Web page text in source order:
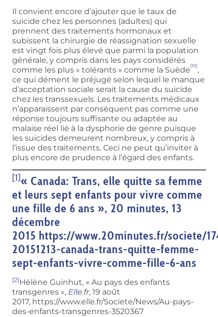
Il convient encore d’ajouter que le taux de
suicide chez les personnes (adultes) qui
prennent des traitements hormonaux et
subissent la chirurgie de réassignation sexuelle
est vingt fois plus élevé que parmi la population
générale, y compris dans les pays considérés
comme les plus « tolérants » comme la Suède [10] ,
ce qui dément le préjugé selon lequel le manque
d’acceptation sociale serait la cause du suicide
chez les transsexuels. Les traitements médicaux
n’apparaissent par conséquent pas comme une
réponse toujours suffisante ou adaptée au
malaise réel lié à la dysphorie de genre puisque
les suicides demeurent nombreux, y compris à
l’issue des traitements. Ceci ne peut qu’inviter à
plus encore de prudence à l’égard des enfants.
[1]« Canada: Trans, elle quitte sa femme
et leurs sept enfants pour vivre comme
une fille de 6 ans », 20 minutes, 13
décembre
2015 https://www.20minutes.fr/societe/
20151213-canada-trans-quitte-femme-
sept-enfants-vivre-comme-fille-6-ans
[2]Hélène Guinhut, « Au pays des enfants
transgenres », Elle.fr, 19 août
2017, https://www.elle.fr/Societe/News/Au-pays-
des-enfants-transgenres-3520367